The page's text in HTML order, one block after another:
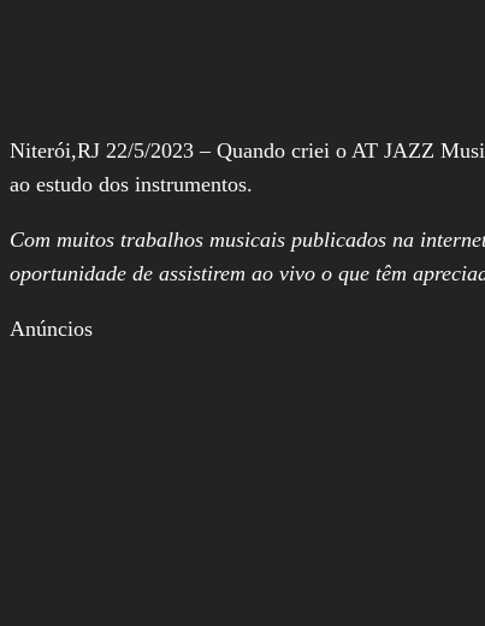
Niterói,RJ 22/5/2023 – Quando criei o AT JAZZ
ao estudo dos instrumentos.
Com muitos trabalhos musicais publicados na
oportunidade de assistirem ao vivo o que têm
Anúncios